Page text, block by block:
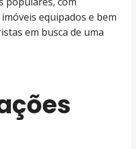
equipados e bem
em busca de uma